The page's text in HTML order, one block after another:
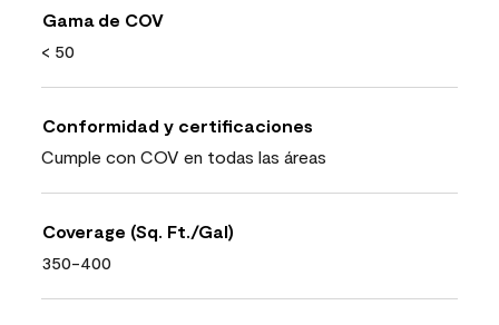
Gama de COV
< 50
Conformidad y certificaciones
Cumple con COV en todas las áreas
Coverage (Sq. Ft./Gal)
350-400